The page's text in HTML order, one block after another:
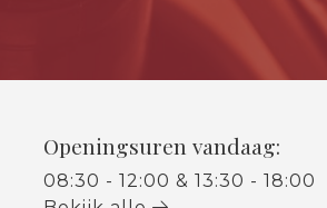
Openingsuren vandaag:
08:30 - 12:00 & 13:30 - 18:00